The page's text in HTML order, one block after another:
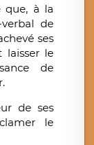
que, à la
de
ses
laisser le
de
de ses
le